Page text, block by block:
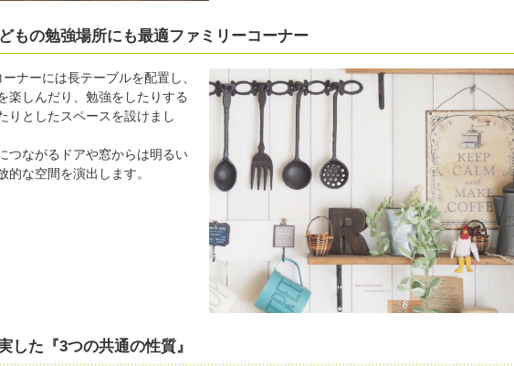
もの勉強場所にも最適ファミリーコーナー
ナーには長テーブルを配置し、
楽しんだり、勉強をしたりする
りとしたスペースを設けまし
つながるドアや窓からは明るい
的な空間を演出します。
した『3つの共通の性質』